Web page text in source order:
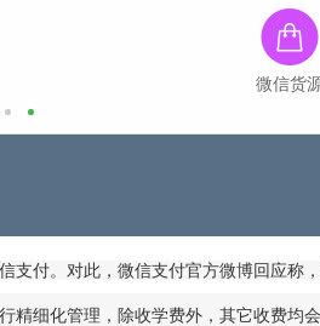
微信货
付。对此，微信支付官方微博回应称
化管理，除收学费外，其它收费均